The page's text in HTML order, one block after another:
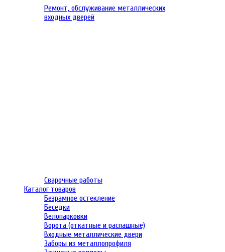
Ремонт, обслуживание металлических
входных дверей
Сварочные работы
Каталог товаров
Безрамное остекление
Беседки
Велопарковки
Ворота (откатные и распашные)
Входные металлические двери
Заборы из металлопрофиля